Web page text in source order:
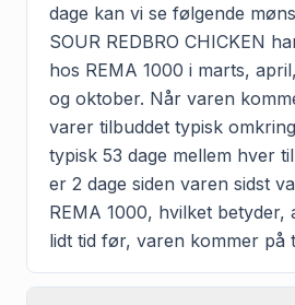
dage kan vi se følgende
SOUR REDBRO CHICKEN
hos REMA 1000 i marts,
og oktober. Når varen
varer tilbuddet typisk
typisk 53 dage mellem hver
er 2 dage siden varen sidst
REMA 1000, hvilket betyder,
lidt tid før, varen kommer på